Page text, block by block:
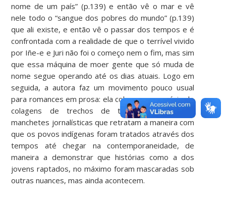
nome de um país” (p.139) e então vê o mar e vê
nele todo o “sangue dos pobres do mundo” (p.139)
que ali existe, e então vê o passar dos tempos e é
confrontada com a realidade de que o terrível vivido
por Iñe-e e Juri não foi o começo nem o fim, mas sim
que essa máquina de moer gente que só muda de
nome segue operando até os dias atuais. Logo em
seguida, a autora faz um movimento pouco usual
para romances em prosa: ela coloca uma espécie de
colagens de trechos de textos históricos e
manchetes jornalísticas que retratam a maneira com
que os povos indígenas foram tratados através dos
tempos até chegar na contemporaneidade, de
maneira a demonstrar que histórias como a dos
jovens raptados, no máximo foram mascaradas sob
outras nuances, mas ainda acontecem.